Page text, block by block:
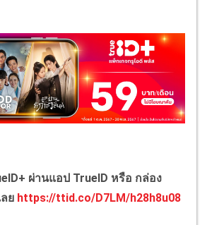
ผ่านแอป TrueID หรือ กล่อง
ย https://ttid.co/D7LM/h28h8u08